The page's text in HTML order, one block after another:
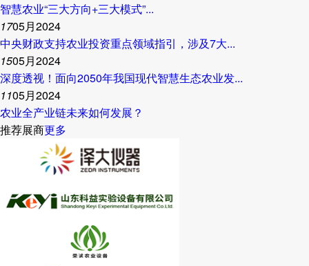
智慧农业“三大方向+三大模式”...
1705月2024
中央财政支持农业投资重点领域指引，涉及7大...
1505月2024
深度透视！面向2050年我国现代智慧生态农业发...
1105月2024
农业全产业链未来如何发展？
推荐展商更多